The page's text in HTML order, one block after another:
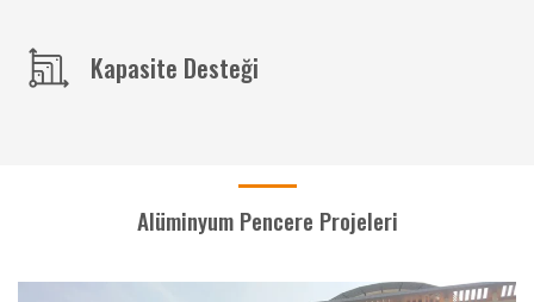
Kapasite Desteği
Alüminyum Pencere Projeleri